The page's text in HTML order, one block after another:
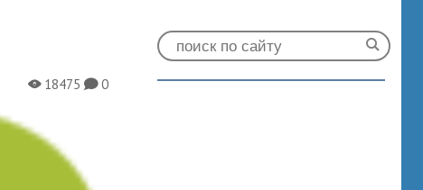
X18475K0